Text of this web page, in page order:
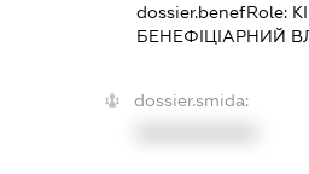
dossier.benefRole:
БЕНЕФІЦІАРНИЙ
dossier.smida: